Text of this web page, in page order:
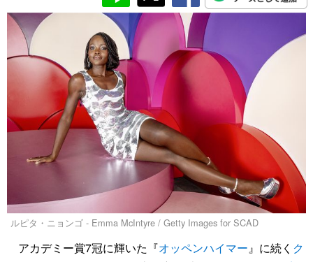
ルピタ・ニョンゴ - Emma McIntyre / Getty Images for SCAD
アカデミー賞7冠に輝いた『オッペンハイマー 』に続く ク